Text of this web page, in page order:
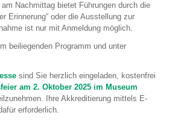
Nachmittag bietet Führungen durch die
Erinnerung“ oder die Ausstellung zur
ist nur mit Anmeldung möglich.
beiliegenden Programm und unter
sind Sie herzlich eingeladen, kostenfrei
am 2. Oktober 2025 im Museum
Ihre Akkreditierung mittels E-
erforderlich.